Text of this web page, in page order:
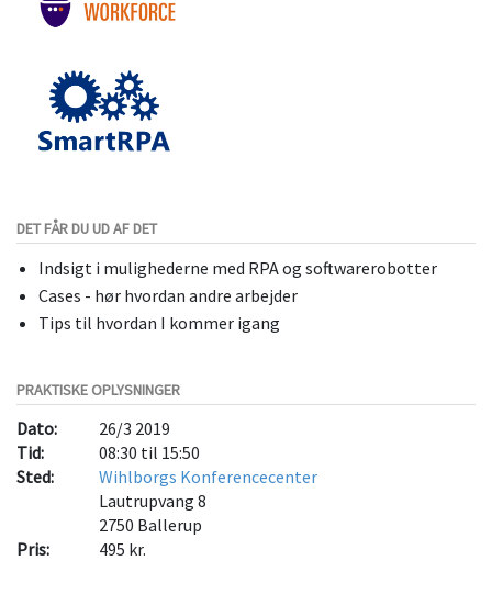
DET FÅR DU UD AF DET
Indsigt i mulighederne med RPA og softwarerobotter
Cases - hør hvordan andre arbejder
Tips til hvordan I kommer igang
PRAKTISKE OPLYSNINGER
Dato:
26/3 2019
Tid:
08:30 til 15:50
Sted:
Wihlborgs Konferencecenter
Lautrupvang 8
2750 Ballerup
Pris:
495 kr.